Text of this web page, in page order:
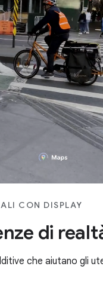
CON DISPLAY
di
che aiutano gli